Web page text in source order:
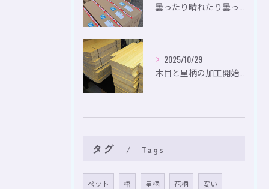
2025/10/29
タグ Tags
ペット 棺 星柄 花柄 安い